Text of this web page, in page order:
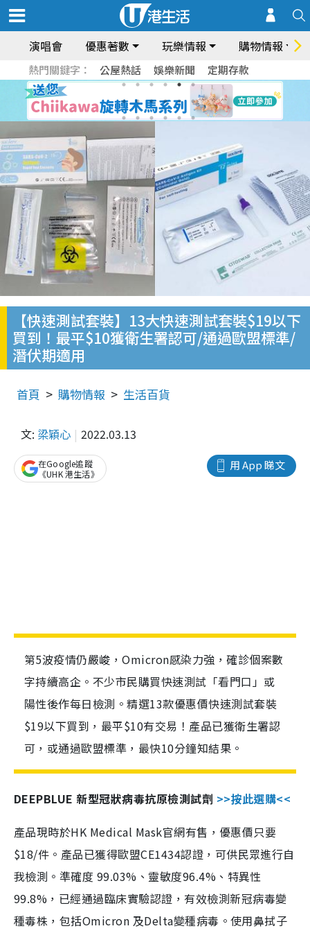
演唱會 優惠著數 玩樂情報 購物情報
熱門關鍵字： 公屋熱話 娛樂新聞 定期存款
【快速測試套裝】13大快速測試套裝$19以下
買到！最平$10獲衛生署認可/通過歐盟標準/
潛伏期適用
首頁 購物情報 生活百貨
文: 梁穎心 2022.03.13
用 App 睇文
在Google追蹤
《UHK 港生活》
第5波疫情仍嚴峻，Omicron感染力強，確診個案數
字持續高企。不少市民購買快速測試「看門口」或
陽性後作每日檢測。精選13款優惠價快速測試套裝
$19以下買到，最平$10有交易！產品已獲衛生署認
可，或通過歐盟標準，最快10分鐘知結果。
DEEPBLUE 新型冠狀病毒抗原檢測試劑 >>按此選購<<
產品現時於HK Medical Mask官網有售，優惠價只要
$18/件。產品已獲得歐盟CE1434認證，可供民眾進行自
我檢測。準確度 99.03%、靈敏度96.4%、特異性
99.8%，已經通過臨床實驗認證，有效檢測新冠病毒變
種毒株，包括Omicron 及Delta變種病毒。使用鼻拭子